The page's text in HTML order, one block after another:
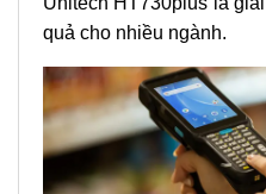
quả cho nhiều ngành.